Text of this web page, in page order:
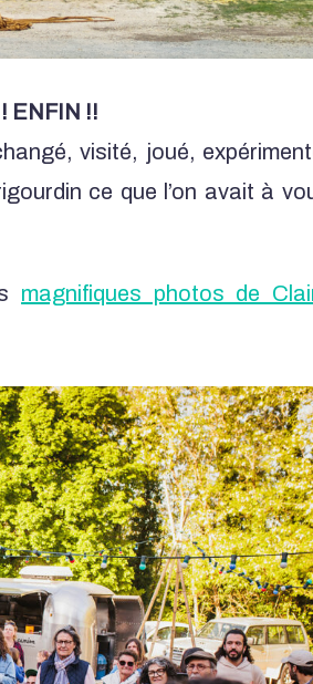
ENFIN !!
visité, joué,
ce que l’on avait à
magnifiques photos de